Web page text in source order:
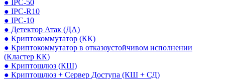
● IPC-50
● IPC-R10
● IPC-10
● Детектор Атак (ДА)
● Криптокоммутатор (КК)
● Криптокоммутатор в отказоустойчивом исполнении
(Кластер КК)
● Криптошлюз (КШ)
● Криптошлюз + Сервер Доступа (КШ + СД)